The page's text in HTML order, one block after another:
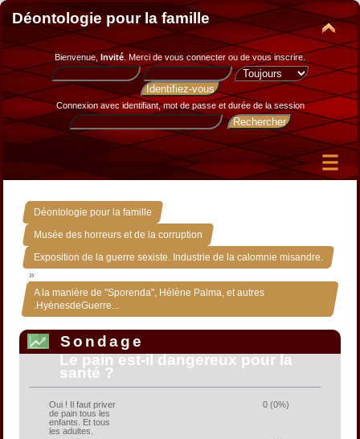
Déontologie pour la famille
Bienvenue, Invité. Merci devous connecter ou de vous inscrire.
Connexion avec identifiant, mot de passe et durée de la session
Déontologie pour la famille »
Musée des horreurs et de la corruption »
Exposition de la guerre sexiste. Industrie de la calomnie misandre.
»
A la manière de "Sporenda", Hélène Palma, et autres
.HyènesdeGuerre...
Sondage
Le pain est-il dangereux pour la
santé ?
Oui ! Il faut priver
de pain tous les
enfants. Et tous
les adultes.
0 (0%)